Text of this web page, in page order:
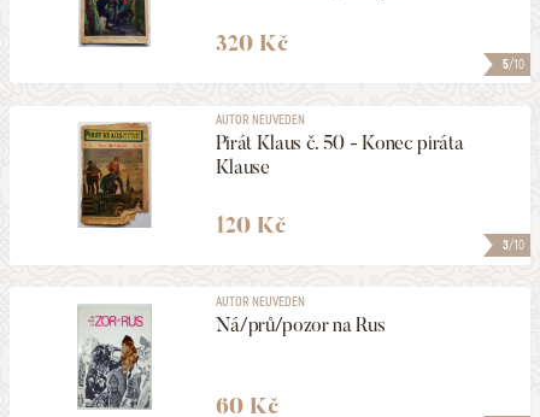
5/10
320 Kč
3/10
AUTOR NEUVEDEN
Pirát Klaus č. 50 - Konec piráta
Klause
120 Kč
AUTOR NEUVEDEN
Ná/prů/pozor na Rus
60 Kč